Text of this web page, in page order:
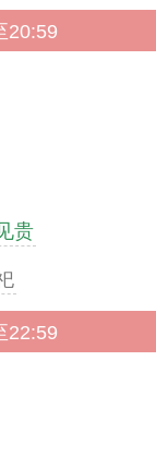
20:59
贵
22:59